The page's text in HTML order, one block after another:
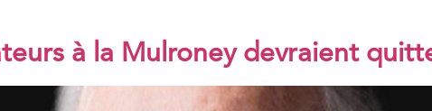
à la Mulroney devraient